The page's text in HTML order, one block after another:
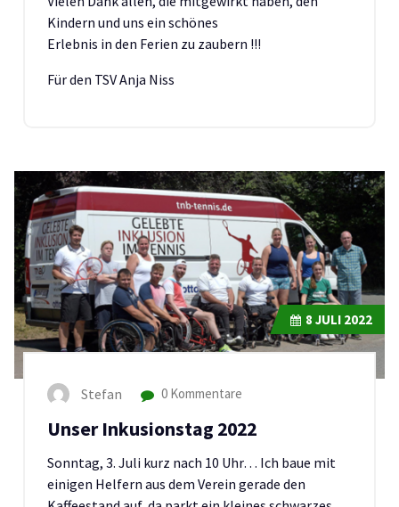
Kindern und uns ein schönes
Erlebnis in den Ferien zu zaubern !!!
Für den TSV Anja Niss
8 JULI 2022
Stefan 0 Kommentare
Unser Inkusionstag 2022
Sonntag, 3. Juli kurz nach 10 Uhr… Ich baue mit
einigen Helfern aus dem Verein gerade den